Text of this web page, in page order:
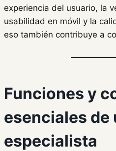
experiencia del usuario, la
usabilidad en móvil y la
eso también contribuye a
Funciones y
esenciales de
especialista